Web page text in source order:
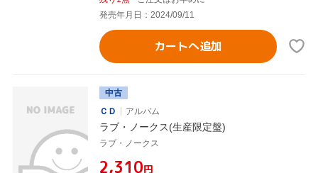
発売年月日：2024/09/11
カートへ追加
中古
ＣＤ
アルバム
ラブ・ノークス(生産限定盤)
ラブ・ノークス
¥2,310円